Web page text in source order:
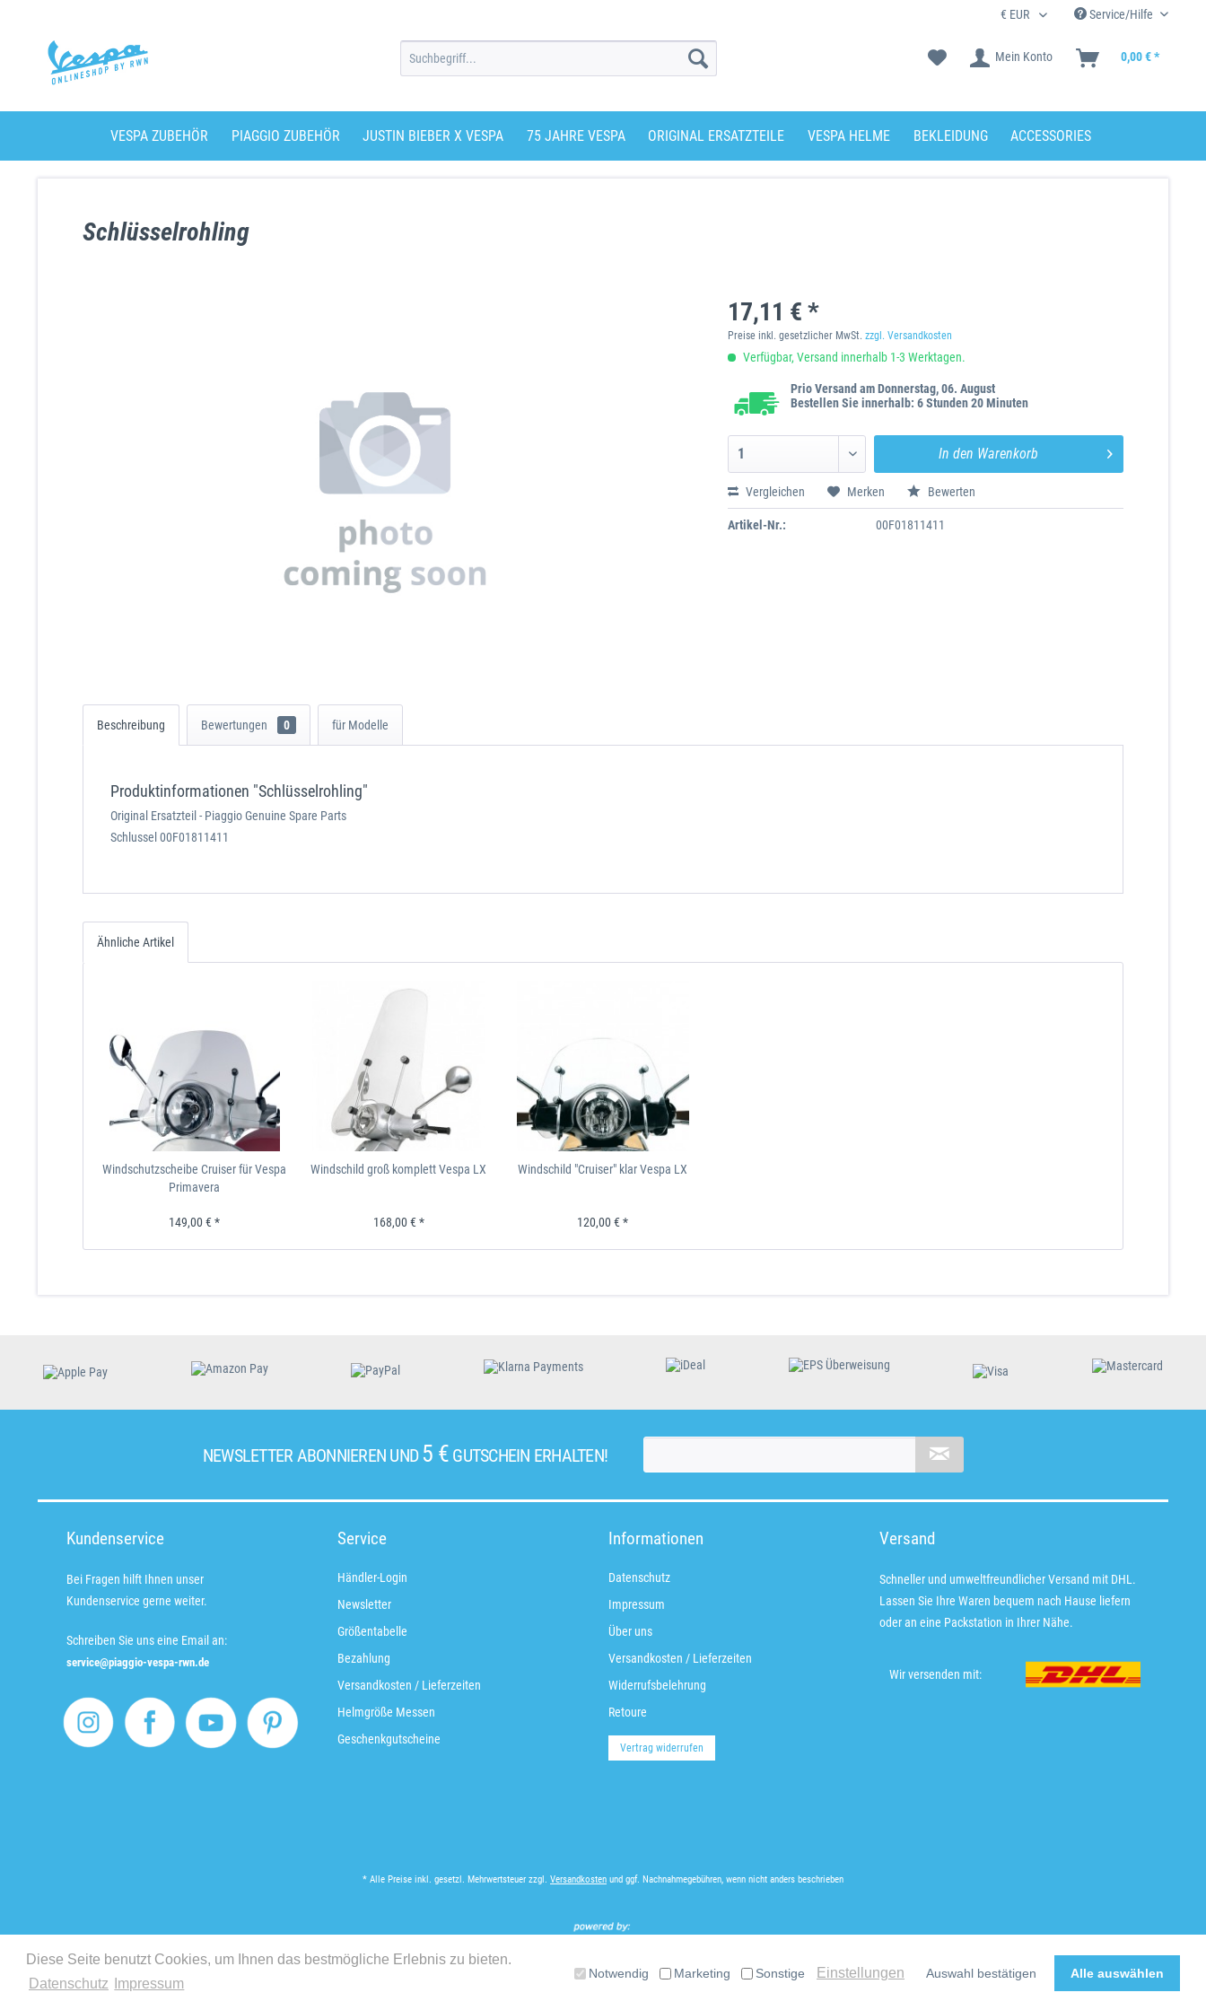
Diese Seite benutzt Cookies, um Ihnen das bestmögliche Erlebnis zu bieten.
Datenschutz
Impressum
Notwendig Marketing Sonstige Einstellungen Auswahl bestätigen Alle auswählen
Service/Hilfe
Mein Konto 0,00 € *
VESPA ZUBEHÖR PIAGGIO ZUBEHÖR JUSTIN BIEBER X VESPA 75 JAHRE VESPA ORIGINAL ERSATZTEILE VESPA HELME BEKLEIDUNG ACCESSORIES
Schlüsselrohling
17,11 € *
Preise inkl. gesetzlicher MwSt.zzgl. Versandkosten
Verfügbar, Versand innerhalb 1-3 Werktagen.
Prio Versand am Donnerstag, 06. August
Bestellen Sie innerhalb: 6 Stunden 20 Minuten
In den Warenkorb
Vergleichen Merken Bewerten
Artikel-Nr.: 00F01811411
Beschreibung Bewertungen 0 für Modelle
Produktinformationen "Schlüsselrohling"
Original Ersatzteil - Piaggio Genuine Spare Parts
Schlussel 00F01811411
Ähnliche Artikel
Windschutzscheibe Cruiser für Vespa
Primavera
149,00 € *
Windschild groß komplett Vespa LX
168,00 € *
Windschild "Cruiser" klar Vespa LX
120,00 € *
NEWSLETTER ABONNIEREN UND 5 € GUTSCHEIN ERHALTEN!
Kundenservice
Bei Fragen hilft Ihnen unser
Kundenservice gerne weiter.
Schreiben Sie uns eine Email an:
service@piaggio-vespa-rwn.de
Service
Händler-Login
Newsletter
Größentabelle
Bezahlung
Versandkosten / Lieferzeiten
Helmgröße Messen
Geschenkgutscheine
Informationen
Datenschutz
Impressum
Über uns
Versandkosten / Lieferzeiten
Widerrufsbelehrung
Retoure
Vertrag widerrufen
Versand
Schneller und umweltfreundlicher Versand mit DHL.
Lassen Sie Ihre Waren bequem nach Hause liefern
oder an eine Packstation in Ihrer Nähe.
Wir versenden mit:
* Alle Preise inkl. gesetzl. Mehrwertsteuer zzgl. Versandkosten und ggf. Nachnahmegebühren, wenn nicht anders beschrieben